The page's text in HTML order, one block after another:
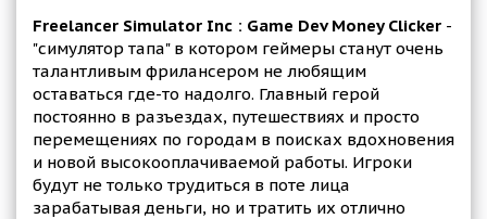
Freelancer Simulator Inc : Game Dev Money Clicker -
"симулятор тапа" в котором геймеры станут очень
талантливым фрилансером не любящим
оставаться где-то надолго. Главный герой
постоянно в разъездах, путешествиях и просто
перемещениях по городам в поисках вдохновения
и новой высокооплачиваемой работы. Игроки
будут не только трудиться в поте лица
зарабатывая деньги, но и тратить их отлично